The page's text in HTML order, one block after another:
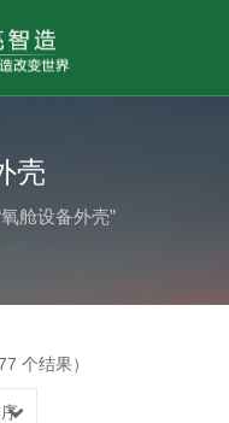
壳
舱设备外壳”
个结果）